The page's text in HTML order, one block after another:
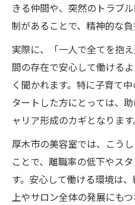
きる仲間や、突然のトラブ
制があることで、精神的な負
実際に、「一人で全てを抱
間の存在で安心して働ける
く聞かれます。特に子育て
タートした方にとっては、
ャリア形成のカギとなります
厚木市の美容室では、こう
ことで、離職率の低下やス
す。安心して働ける環境は
上やサロン全体の発展にもつ